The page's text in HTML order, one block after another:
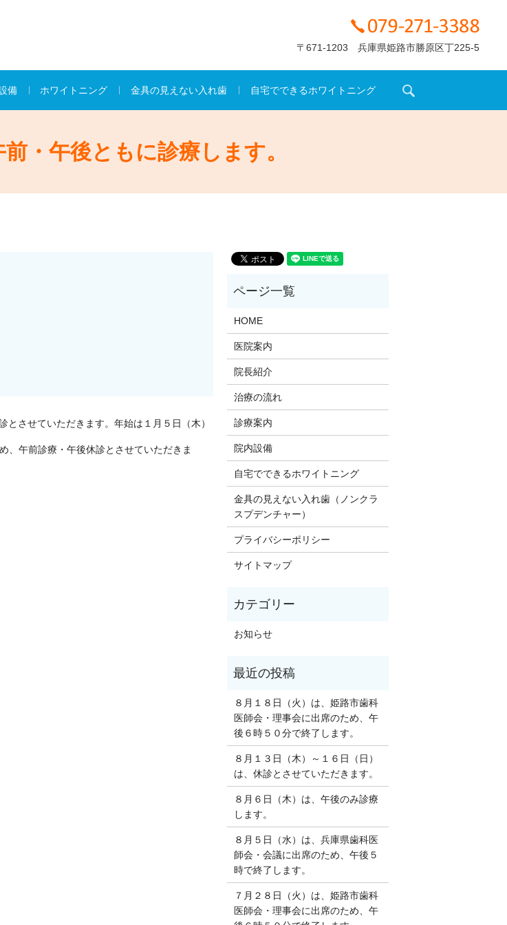
〒671-1203 兵庫県姫路市勝原区丁225-5
備 ホワイトニング 金具の見えない入れ歯 自宅でできるホワイトニング
・午後ともに診療します。
させていただきます。年始は１月５日（木）
、午前診療・午後休診とさせていただきま
HOME
医院案内
院長紹介
治療の流れ
診療案内
院内設備
自宅でできるホワイトニング
金具の見えない入れ歯（ノンクラ
スプデンチャー）
プライバシーポリシー
サイトマップ
お知らせ
８月１８日（火）は、姫路市歯科
医師会・理事会に出席のため、午
後６時５０分で終了します。
８月１３日（木）～１６日（日）
は、休診とさせていただきます。
８月６日（木）は、午後のみ診療
します。
８月５日（水）は、兵庫県歯科医
師会・会議に出席のため、午後５
時で終了します。
７月２８日（火）は、姫路市歯科
医師会・理事会に出席のため、午